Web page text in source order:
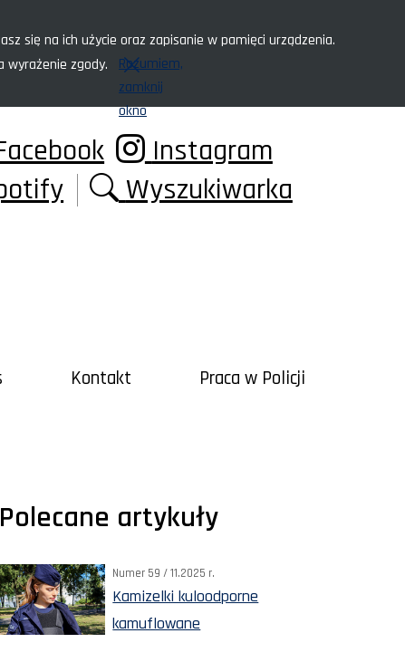
się na ich użycie oraz zapisanie w pamięci urządzenia.
wyrażenie zgody.
Rozumiem,
zamknij
okno
Instagram
Wyszukiwarka
Kontakt Praca w Policji
Polecane artykuły
Numer 59 / 11.2025 r.
Kamizelki kuloodporne
kamuflowane